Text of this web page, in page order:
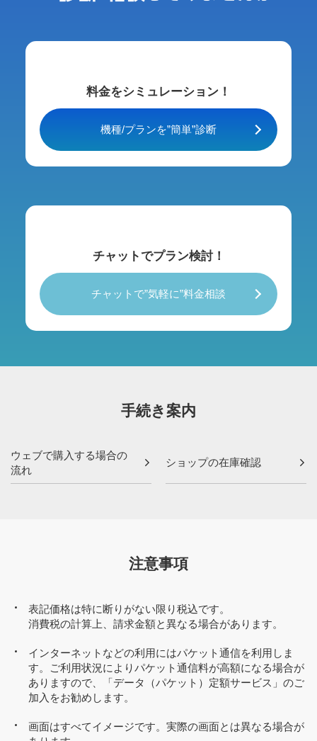
料金をシミュレーション！
機種/プランを”簡単”診断
チャットでプラン検討！
チャットで”気軽に”料金相談
手続き案内
ウェブで購入する場合の
流れ
ショップの在庫確認
注意事項
表記価格は特に断りがない限り税込です。
消費税の計算上、請求金額と異なる場合があります。
インターネットなどの利用にはパケット通信を利用しま
す。ご利用状況によりパケット通信料が高額になる場合が
ありますので、「データ（パケット）定額サービス」のご
加入をお勧めします。
画面はすべてイメージです。実際の画面とは異なる場合が